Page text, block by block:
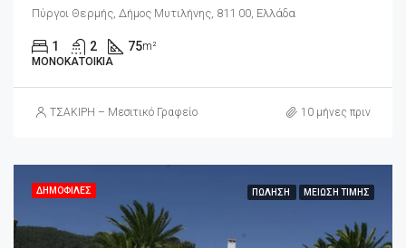
Πύργοι Θερμής, Δήμος Μυτιλήνης, 811 00, Ελλάδα
1 2 75m²
ΜΟΝΟΚΑΤΟΙΚΊΑ
ΤΣΑΚΙΡΗ – Μεσιτικό Γραφείο 10 μήνες πριν
ΔΗΜΟΦΙΛΈΣ ΠΏΛΗΣΗ ΜΕΊΩΣΗ ΤΙΜΉΣ